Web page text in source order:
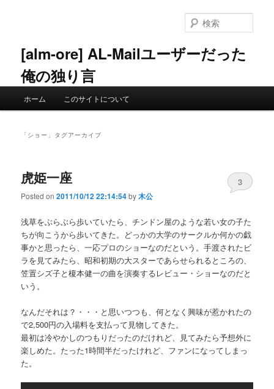
ン
へ
ツ
移
[alm-ore] AL-Mailユーザーだった
俺の独り言
索
ホーム このサイトについて
「 ショー 」タグアーカイブ
虎姫一座
Posted on2011/10/12 22:14:54by木公
3
浅草をぶらぶら歩いていたら、チンドン屋のような若い女の子た
ちが向こうから歩いてきた。どっかの大学のサークルか何かの戯
事かと思ったら、一応プロのショーなのだという。手渡されたビ
ラを見てみたら、昭和初期の大スターであらせられるところの、
笠置シズ子と榎本健一の曲を演奏するレビュー・ショーなのだと
いう。
なんだそれは？・・・と思いつつも、何となく興味が惹かれたの
で2,500円の入場料を支払って見物してきた。
最初は冷やかしのつもりだったのだけれど、見てみたら予想外に
楽しめた。たった1時間半だったけれど、ファンになってしまっ
た。